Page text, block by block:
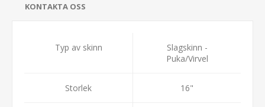
KONTAKTA OSS
Typ av skinn
Slagskinn -
Puka/Virvel
Storlek 16"